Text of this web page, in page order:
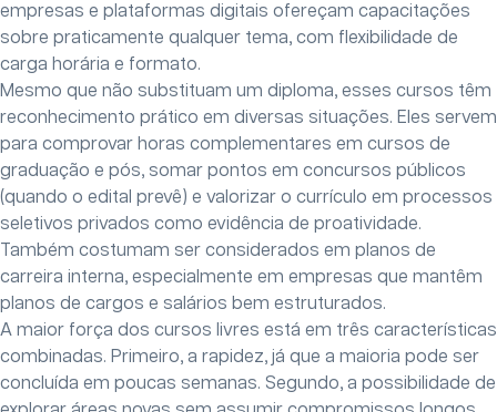
empresas e plataformas digitais ofereçam capacitações
sobre praticamente qualquer tema, com flexibilidade de
carga horária e formato.
Mesmo que não substituam um diploma, esses cursos têm
reconhecimento prático em diversas situações. Eles servem
para comprovar horas complementares em cursos de
graduação e pós, somar pontos em concursos públicos
(quando o edital prevê) e valorizar o currículo em processos
seletivos privados como evidência de proatividade.
Também costumam ser considerados em planos de
carreira interna, especialmente em empresas que mantêm
planos de cargos e salários bem estruturados.
A maior força dos cursos livres está em três características
combinadas. Primeiro, a rapidez, já que a maioria pode ser
concluída em poucas semanas. Segundo, a possibilidade de